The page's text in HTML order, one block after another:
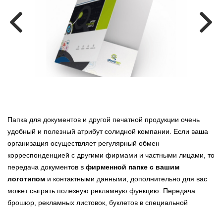
Папка для документов и другой печатной продукции очень
удобный и полезный атрибут солидной компании. Если ваша
организация осуществляет регулярный обмен
корреспонденцией с другими фирмами и частными лицами, то
передача документов в фирменной папке с вашим
логотипом и контактными данными, дополнительно для вас
может сыграть полезную рекламную функцию. Передача
брошюр, рекламных листовок, буклетов в специальной